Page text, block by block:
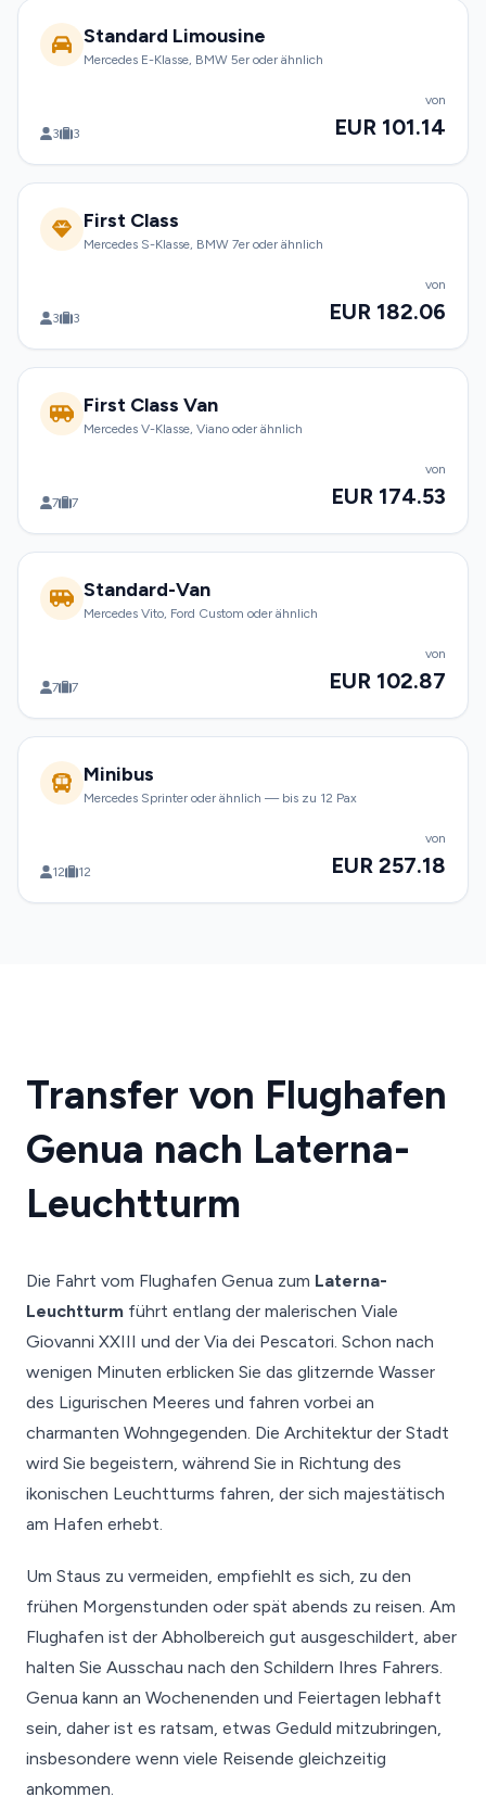
Standard Limousine
Mercedes E-Klasse, BMW 5er oder ähnlich
3 3
von
EUR 101.14
First Class
Mercedes S-Klasse, BMW 7er oder ähnlich
3 3
von
EUR 182.06
First Class Van
Mercedes V-Klasse, Viano oder ähnlich
7 7
von
EUR 174.53
Standard-Van
Mercedes Vito, Ford Custom oder ähnlich
7 7
von
EUR 102.87
Minibus
Mercedes Sprinter oder ähnlich — bis zu 12 Pax
12 12
von
EUR 257.18
Transfer von Flughafen
Genua nach Laterna-
Leuchtturm
Die Fahrt vom Flughafen Genua zum Laterna-
Leuchtturm führt entlang der malerischen Viale
Giovanni XXIII und der Via dei Pescatori. Schon nach
wenigen Minuten erblicken Sie das glitzernde Wasser
des Ligurischen Meeres und fahren vorbei an
charmanten Wohngegenden. Die Architektur der Stadt
wird Sie begeistern, während Sie in Richtung des
ikonischen Leuchtturms fahren, der sich majestätisch
am Hafen erhebt.
Um Staus zu vermeiden, empfiehlt es sich, zu den
frühen Morgenstunden oder spät abends zu reisen. Am
Flughafen ist der Abholbereich gut ausgeschildert, aber
halten Sie Ausschau nach den Schildern Ihres Fahrers.
Genua kann an Wochenenden und Feiertagen lebhaft
sein, daher ist es ratsam, etwas Geduld mitzubringen,
insbesondere wenn viele Reisende gleichzeitig
ankommen.